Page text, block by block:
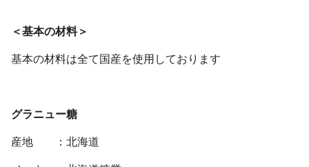
＜基本の材料＞
基本の材料は全て国産を使用しております
グラニュー糖
産地 ：北海道